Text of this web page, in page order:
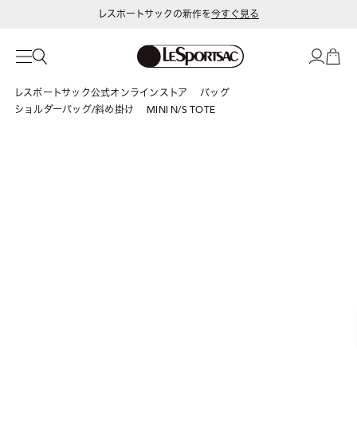
レスポートサック公式オンラインストア
バッグ
ショルダーバッグ/斜め掛け
MINI N/S TOTE